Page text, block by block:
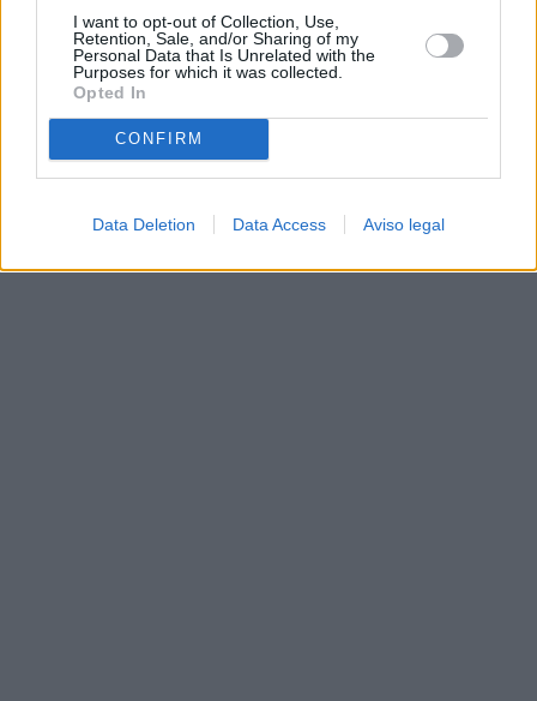
I want to opt-out of Collection, Use,
Retention, Sale, and/or Sharing of my
Personal Data that Is Unrelated with the
Purposes for which it was collected.
Opted In
CONFIRM
Data Deletion Data Access Aviso legal